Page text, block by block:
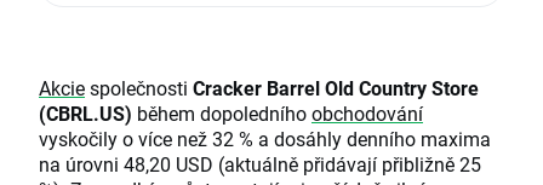
Akciespolečnosti Cracker Barrel Old Country Store
(CBRL.US) během dopoledníhoobchodování
vyskočily o více než 32 % a dosáhly denního maxima
na úrovni 48,20 USD (aktuálně přidávají přibližně 25